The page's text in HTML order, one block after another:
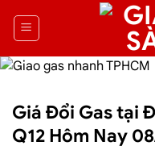
Giá Đổi Gas tại
Q12 Hôm Nay